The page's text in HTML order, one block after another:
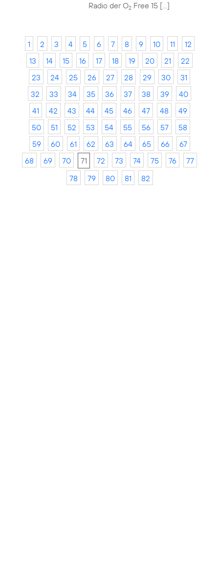
Radio der O2Free 15 […]
1 2 3 4 5 6 7 8 9 10 11
12
13
14 15 16 17 18 19 20 21
22
23
24 25 26 27 28 29 30
31
32
33 34 35 36 37 38 39
40
41
42 43 44 45 46 47 48
49
50
51 52 53 54 55 56 57
58
59
60 61 62 63 64 65 66
67
68
69 70 71 72 73 74 75 76
77
78
79 80 81 82